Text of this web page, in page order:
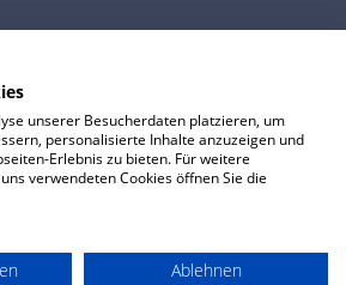
AGB Preise
unserer Besucherdaten platzieren, um
personalisierte Inhalte anzuzeigen und
Erlebnis zu bieten. Für weitere
verwendeten Cookies öffnen Sie die
Ablehnen